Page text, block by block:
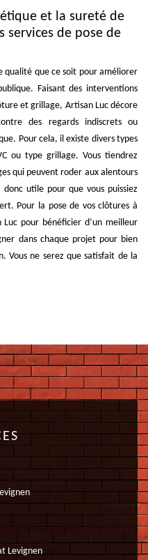
et la sureté de
services de pose de
qualité que ce soit pour améliorer
Faisant des interventions
et grillage, Artisan Luc décore
des regards indiscrets ou
Pour cela, il existe divers types
ou type grillage. Vous tiendrez
qui peuvent roder aux alentours
utile pour que vous puissiez
Pour la pose de vos clôtures à
Luc pour bénéficier d’un meilleur
dans chaque projet pour bien
Vous ne serez que satisfait de la
Levignen